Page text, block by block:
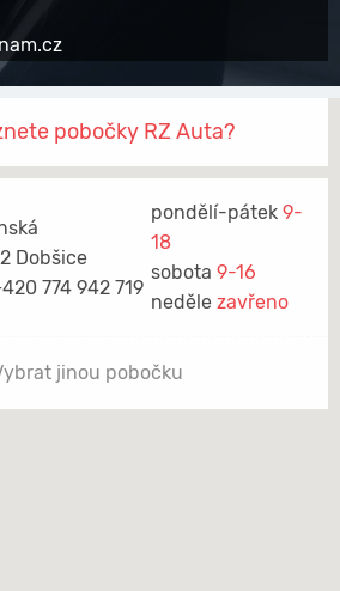
pobočky RZ Auta?
Dobšice
774 942 719
pondělí-pátek 9-
18
sobota 9-16
neděle zavřeno
jinou pobočku